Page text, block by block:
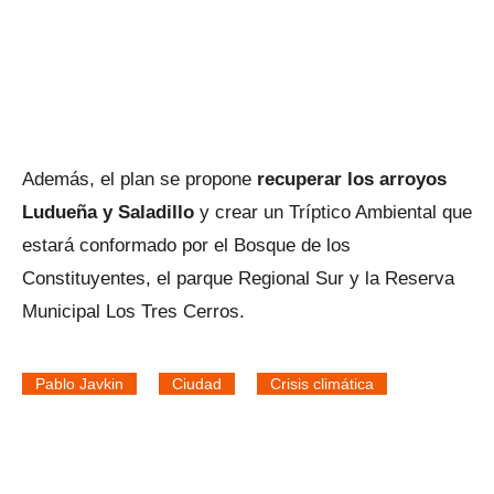
Además, el plan se propone recuperar los arroyos
Ludueña y Saladillo y crear un Tríptico Ambiental que
estará conformado por el Bosque de los
Constituyentes, el parque Regional Sur y la Reserva
Municipal Los Tres Cerros.
Pablo Javkin Ciudad Crisis climática